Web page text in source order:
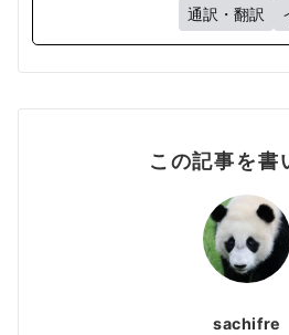
通訳・翻訳
この記事を書
sachifre